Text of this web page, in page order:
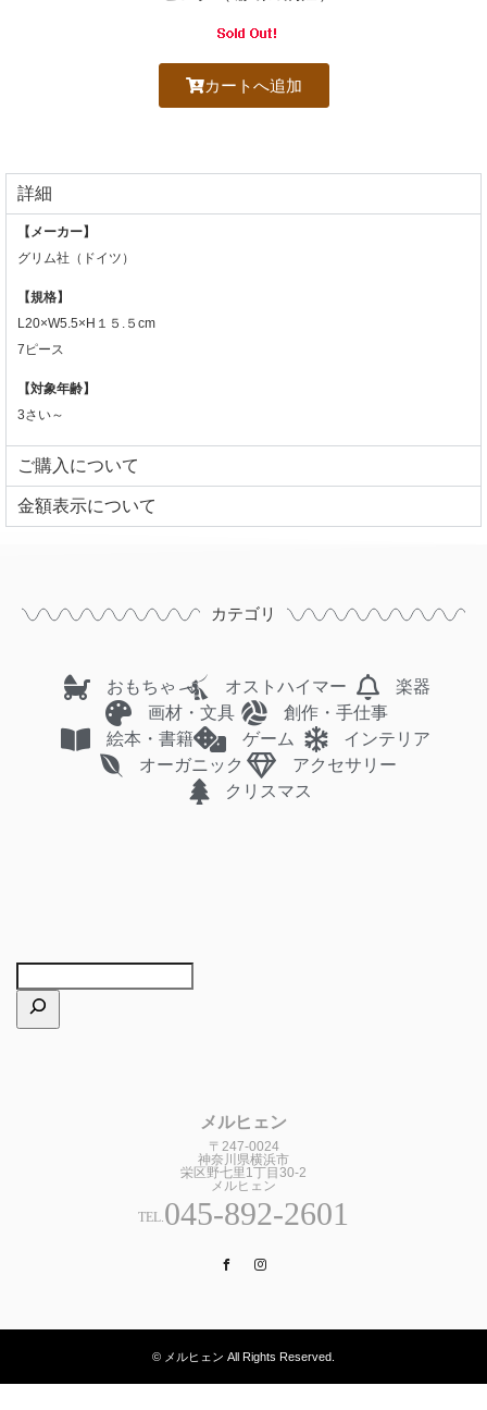
カートへ追加
詳細
【メーカー】
グリム社（ドイツ）
【規格】
L20×W5.5×H１５.５cm
7ピース
【対象年齢】
3さい～
ご購入について
⾦額表⽰について
カテゴリ
おもちゃ オストハイマー
楽器
画材・文具
創作・手仕事
絵本・書籍
ゲーム
インテリア
オーガニック
アクセサリー
クリスマス
メルヒェン
〒247-0024
神奈川県横浜市
栄区野七里1丁目30-2
メルヒェン
TEL.045-892-2601
Facebook
© メルヒェン All Rights Reserved.